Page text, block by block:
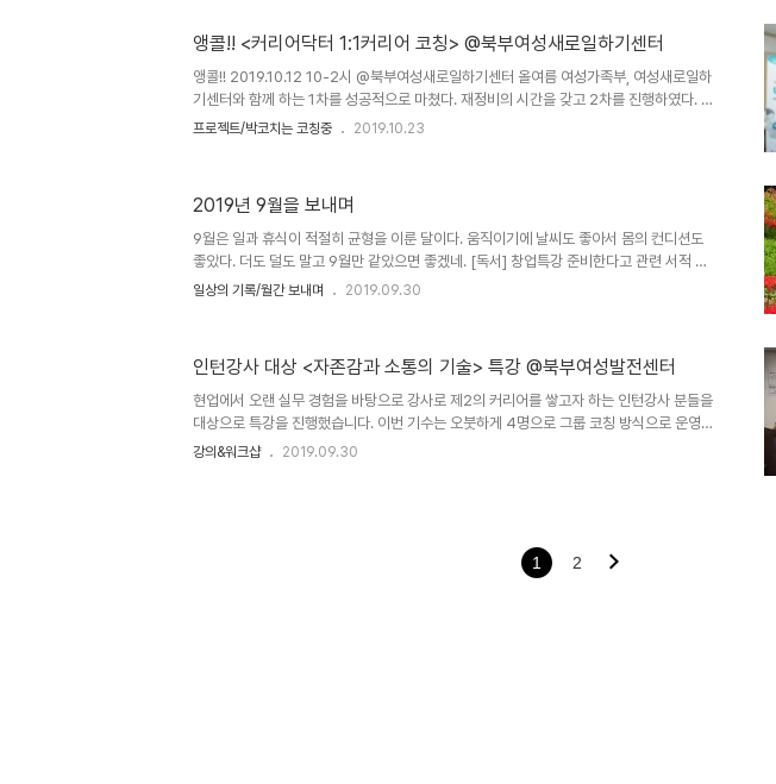
이었다. 그래서 수업도 활동 위주로 구성을 하였다. 첫날은 라포와 각자의 성격 유형탐구,
둘째날은 감정단어 수집과 활용법, 세째날은 심호흡을 위한 페활량 키우기 & 마시멜로 첼
린..
앵콜!! <커리어닥터 1:1커리어 코칭> @북부여성새로일하기센터
앵콜!! 2019.10.12 10-2시 @북부여성새로일하기센터 올여름 여성가족부, 여성새로일하
기센터와 함께 하는 1차를 성공적으로 마쳤다. 재정비의 시간을 갖고 2차를 진행하였다. 1
차에서 경력 단절 이슈가 있는 분들이 오셨다면 이번에는 재직 상태로 이직과 전직의 이슈
구하고 싶은 분, 십수년간 이어온 커리어를 전환하기 위해 쉬어가고 있는 분 등, 여성들의
다양한 커리어 상황을 이해하는 계기가 되었다. 앞으로 두달간 커리어&라이프 코칭으로 함
께할..
프로젝트/박코치는 코칭중 2019.10.23
2019년 9월을 보내며
9월은 일과 휴식이 적절히 균형을 이룬 달이다. 움직이기에 날씨도 좋아서 몸의 컨디션도
좋았다. 더도 덜도 말고 9월만 같았으면 좋겠네. [독서] 창업특강 준비한다고 관련 서적 탐
독 중. 경험에서 나온 콘텐츠가 힘이 강하구나. 창업가의 브랜딩 국내도서 저자 : 우승우,차
창업 관련 강의를 3개 진행했었다. 새로운 콘텐츠를 개발해 진행하는 강의라 부담과 긴장의
연속이었다. 그래도 무탈히 지나게 되어서 감사하다. 포천 제5공..
일상의 기록/월간 보내며 2019.09.30
인턴강사 대상 <자존감과 소통의 기술> 특강 @북부여성발전센터
현업에서 오랜 실무 경험을 바탕으로 강사로 제2의 커리어를 쌓고자 하는 인턴강사 분들을
대상으로 특강을 진행했습니다. 이번 기수는 오붓하게 4명으로 그룹 코칭 방식으로 운영
되었네요. 실무를 통한 탄탄한 역량응 갖추신데다 섬세함에 긍정성까지 더한 모습을 보니
강의&워크샵 2019.09.30
1 2